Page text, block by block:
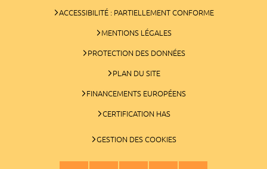
ACCESSIBILITÉ : PARTIELLEMENT CONFORME
MENTIONS LÉGALES
PROTECTION DES DONNÉES
PLAN DU SITE
FINANCEMENTS EUROPÉENS
CERTIFICATION HAS
GESTION DES COOKIES